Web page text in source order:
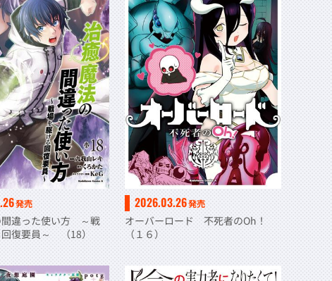
発売
間違った使い方 ～戦
復要員～ （18）
2026.03.26発売
オーバーロード 不死者のOh！
（１６）